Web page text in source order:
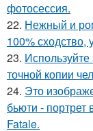
фотосессия.
22. Нежный и
100%
23.
точной копии
24. Это
бьюти -
Fatale.